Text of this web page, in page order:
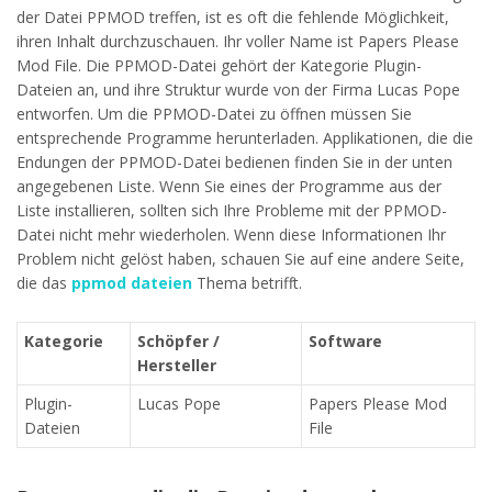
der Datei PPMOD treffen, ist es oft die fehlende Möglichkeit,
ihren Inhalt durchzuschauen. Ihr voller Name ist Papers Please
Mod File. Die PPMOD-Datei gehört der Kategorie Plugin-
Dateien an, und ihre Struktur wurde von der Firma Lucas Pope
entworfen. Um die PPMOD-Datei zu öffnen müssen Sie
entsprechende Programme herunterladen. Applikationen, die die
Endungen der PPMOD-Datei bedienen finden Sie in der unten
angegebenen Liste. Wenn Sie eines der Programme aus der
Liste installieren, sollten sich Ihre Probleme mit der PPMOD-
Datei nicht mehr wiederholen. Wenn diese Informationen Ihr
Problem nicht gelöst haben, schauen Sie auf eine andere Seite,
die das ppmod dateien Thema betrifft.
Kategorie
Schöpfer /
Hersteller
Software
Plugin-
Dateien
Lucas Pope
Papers Please Mod
File